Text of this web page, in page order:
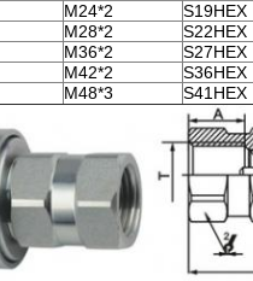
M24*2 S19HEX
M28*2 S22HEX
M36*2 S27HEX
M42*2 S36HEX
M48*3 S41HEX